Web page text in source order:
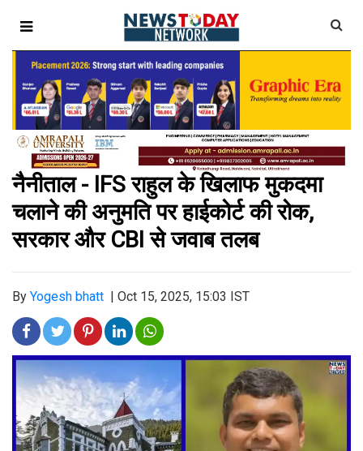
नैनीताल - IFS राहुल के खिलाफ मुकदमा
चलाने की अनुमति पर हाईकोर्ट की रोक,
सरकार और CBI से जवाब तलब
By Yogesh bhatt Oct 15, 2025, 15:03 IST